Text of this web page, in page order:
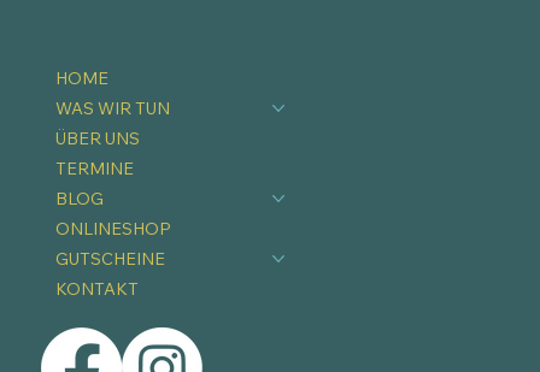
HOME
WAS WIR TUN
ÜBER UNS
TERMINE
BLOG
ONLINESHOP
GUTSCHEINE
KONTAKT